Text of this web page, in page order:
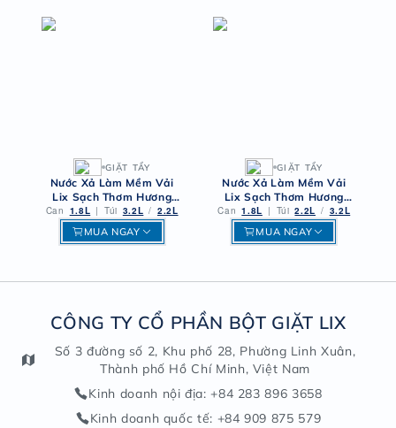
GIẶT TẨY
Nước Xả Làm Mềm Vải
Lix Sạch Thơm Hương
Ngàn Hoa
Can 1.8L | Túi 3.2L / 2.2L
MUA NGAY
GIẶT TẨY
Nước Xả Làm Mềm Vải
Lix Sạch Thơm Hương
Nắng Tinh Khôi
Can 1.8L | Túi 2.2L / 3.2L
MUA NGAY
CÔNG TY CỔ PHẦN BỘT GIẶT LIX
Số 3 đường số 2, Khu phố 28, Phường Linh Xuân,
Thành phố Hồ Chí Minh, Việt Nam
Kinh doanh nội địa: +84 283 896 3658
Kinh doanh quốc tế: +84 909 875 579